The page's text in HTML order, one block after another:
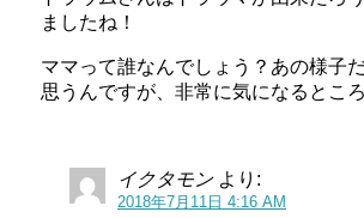
ましたね！
ママって誰なんでしょう？あの様子
思うんですが、非常に気になるところ
イクタモン より:
2018年7月11日 4:16 AM